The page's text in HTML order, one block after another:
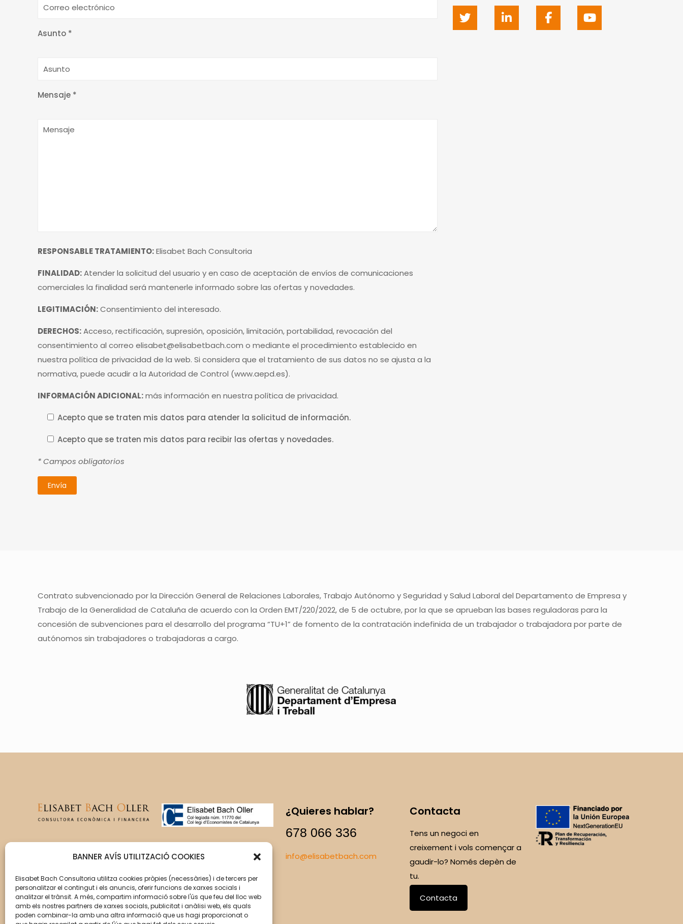
BANNER AVÍS UTILITZACIÓ COOKIES
Elisabet Bach Consultoria utilitza cookies pròpies (necessàries) i de tercers per
personalitzar el contingut i els anuncis, oferir funcions de xarxes socials i
analitzar el trànsit. A més, compartim informació sobre l'ús que feu del lloc web
amb els nostres partners de xarxes socials, publicitat i anàlisi web, els quals
poden combinar-la amb una altra informació que us hagi proporcionat o
Asunto *
Mensaje *
RESPONSABLE TRATAMIENTO:Elisabet Bach Consultoria
FINALIDAD:Atender la solicitud del usuario y en caso de aceptación de envíos de comunicaciones
comerciales la finalidad será mantenerle informado sobre las ofertas y novedades.
LEGITIMACIÓN:Consentimiento del interesado.
DERECHOS:Acceso, rectificación, supresión, oposición, limitación, portabilidad, revocación del
consentimiento al correoelisabet@elisabetbach.com o mediante el procedimiento establecido en
nuestra política de privacidad de la web. Si considera que el tratamiento de sus datos no se ajusta a la
normativa, puede acudir a la Autoridad de Control (www.aepd.es).
INFORMACIÓN ADICIONAL:más información en nuestra política de privacidad.
Acepto que se traten mis datos para atender la solicitud de información.
Acepto que se traten mis datos para recibir las ofertas y novedades.
* Campos obligatorios
Contrato subvencionado por la Dirección General de Relaciones Laborales, Trabajo Autónomo y Seguridad y Salud Laboral del Departamento de Empresa y
Trabajo de la Generalidad de Cataluña de acuerdo con la Orden EMT/220/2022, de 5 de octubre, por la que se aprueban las bases reguladoras para la
concesión de subvenciones para el desarrollo del programa “TU+1” de fomento de la contratación indefinida de un trabajador o trabajadora por parte de
autónomos sin trabajadores o trabajadoras a cargo.
del creixement de la teva
empresa perquè aquesta
assoleixi els seus objectius.
¿Quieres hablar?
678 066 336
info@elisabetbach.com
Contacta
Tens un negoci en
creixement i vols començar a
gaudir-lo? Només depèn de
tu.
Contacta